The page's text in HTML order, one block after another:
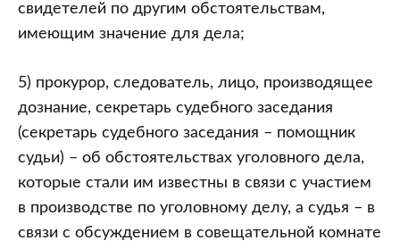
свидетелей по другим обстоятельствам,
имеющим значение для дела;
5) прокурор, следователь, лицо, производящее
дознание, секретарь судебного заседания
(секретарь судебного заседания – помощник
судьи) – об обстоятельствах уголовного дела,
которые стали им известны в связи с участием
в производстве по уголовному делу, а судья – в
связи с обсуждением в совещательной комнате